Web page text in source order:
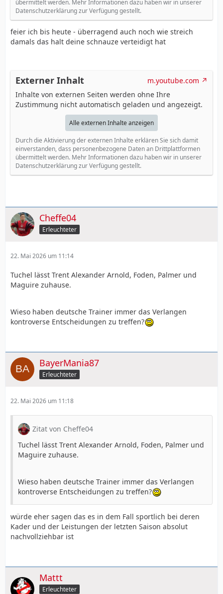
übermittelt werden. Mehr Informationen dazu haben wir in unserer
Datenschutzerklärung zur Verfügung gestellt.
feier ich bis heute - überragend auch noch wie streich
damals das halt deine schnauze verteidigt hat
Externer Inhalt
m.youtube.com
Inhalte von externen Seiten werden ohne Ihre
Zustimmung nicht automatisch geladen und angezeigt.
Alle externen Inhalte anzeigen
Durch die Aktivierung der externen Inhalte erklären Sie sich damit
einverstanden, dass personenbezogene Daten an Drittplattformen
übermittelt werden. Mehr Informationen dazu haben wir in unserer
Datenschutzerklärung zur Verfügung gestellt.
Cheffe04
Erleuchteter
22. Mai 2026 um 11:14
Tuchel lässt Trent Alexander Arnold, Foden, Palmer und
Maguire zuhause.
Wieso haben deutsche Trainer immer das Verlangen
kontroverse Entscheidungen zu treffen?
BayerMania87
Erleuchteter
22. Mai 2026 um 11:18
Zitat von Cheffe04
Tuchel lässt Trent Alexander Arnold, Foden, Palmer und
Maguire zuhause.
Wieso haben deutsche Trainer immer das Verlangen
kontroverse Entscheidungen zu treffen?
würde eher sagen das es in dem Fall sportlich bei deren
Kader und der Leistungen der letzten Saison absolut
nachvollziehbar ist
Mattt
Erleuchteter